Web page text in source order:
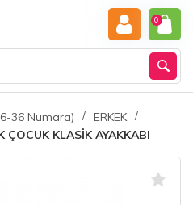
0
36 Numara)
ERKEK
ÇOCUK KLASİK AYAKKABI